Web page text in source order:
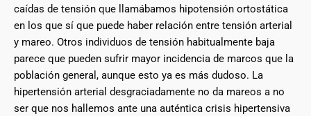
caídas de tensión que llamábamos hipotensión ortostática
en los que sí que puede haber relación entre tensión arterial
y mareo. Otros individuos de tensión habitualmente baja
parece que pueden sufrir mayor incidencia de marcos que la
población general, aunque esto ya es más dudoso. La
hipertensión arterial desgraciadamente no da mareos a no
ser que nos hallemos ante una auténtica crisis hipertensiva